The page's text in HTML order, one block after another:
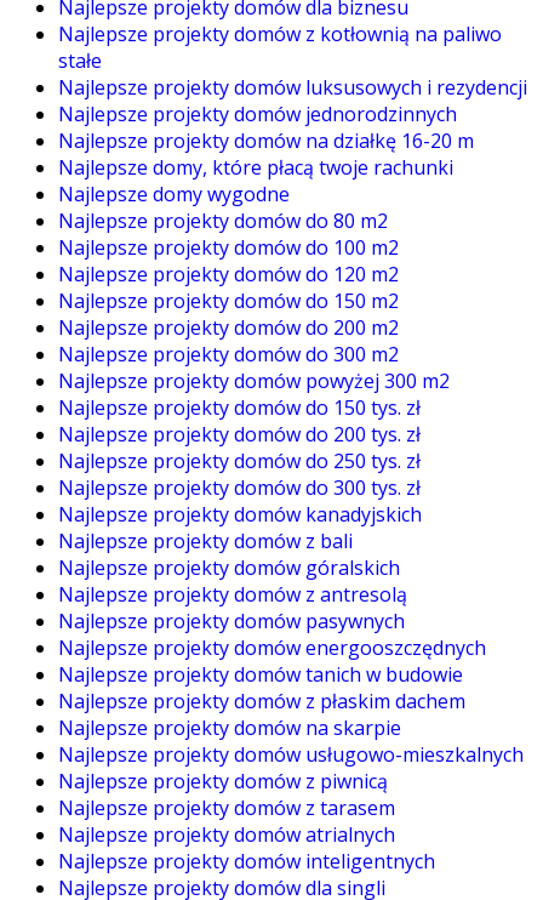
Najlepsze projekty domów dla biznesu
Najlepsze projekty domów z kotłownią na paliwo
stałe
Najlepsze projekty domów luksusowych i rezydencji
Najlepsze projekty domów jednorodzinnych
Najlepsze projekty domów na działkę 16-20 m
Najlepsze domy, które płacą twoje rachunki
Najlepsze domy wygodne
Najlepsze projekty domów do 80 m2
Najlepsze projekty domów do 100 m2
Najlepsze projekty domów do 120 m2
Najlepsze projekty domów do 150 m2
Najlepsze projekty domów do 200 m2
Najlepsze projekty domów do 300 m2
Najlepsze projekty domów powyżej 300 m2
Najlepsze projekty domów do 150 tys. zł
Najlepsze projekty domów do 200 tys. zł
Najlepsze projekty domów do 250 tys. zł
Najlepsze projekty domów do 300 tys. zł
Najlepsze projekty domów kanadyjskich
Najlepsze projekty domów z bali
Najlepsze projekty domów góralskich
Najlepsze projekty domów z antresolą
Najlepsze projekty domów pasywnych
Najlepsze projekty domów energooszczędnych
Najlepsze projekty domów tanich w budowie
Najlepsze projekty domów z płaskim dachem
Najlepsze projekty domów na skarpie
Najlepsze projekty domów usługowo-mieszkalnych
Najlepsze projekty domów z piwnicą
Najlepsze projekty domów z tarasem
Najlepsze projekty domów atrialnych
Najlepsze projekty domów inteligentnych
Najlepsze projekty domów dla singli